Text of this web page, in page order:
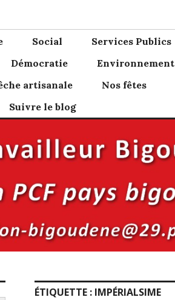
Social Services Publics
Démocratie Environnement
artisanale Nos fêtes
Suivre le blog
ÉTIQUETTE : IMPÉRIALSIME